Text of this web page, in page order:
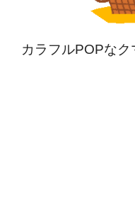
カラフルPOPな